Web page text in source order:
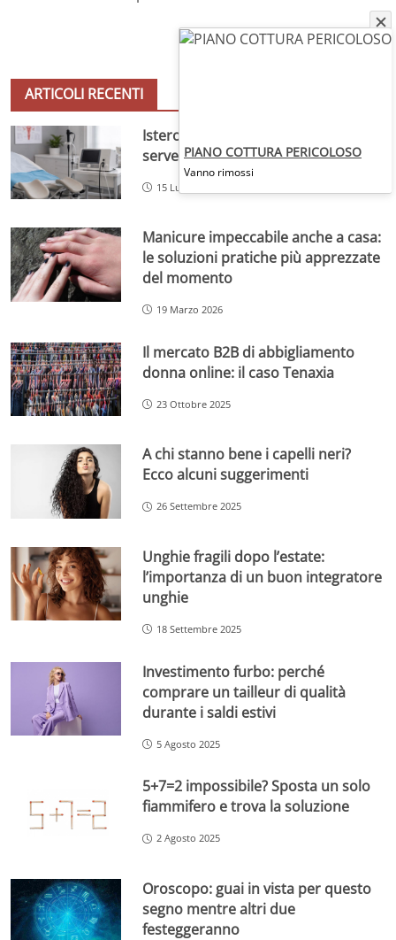
ARTICOLI RECENTI
Isteroscopia diagnostica: quando
serve e cosa aspettarsi
15 Luglio 2026
Manicure impeccabile anche a casa:
le soluzioni pratiche più apprezzate
del momento
19 Marzo 2026
Il mercato B2B di abbigliamento
donna online: il caso Tenaxia
23 Ottobre 2025
A chi stanno bene i capelli neri?
Ecco alcuni suggerimenti
26 Settembre 2025
Unghie fragili dopo l’estate:
l’importanza di un buon integratore
unghie
18 Settembre 2025
Investimento furbo: perché
comprare un tailleur di qualità
durante i saldi estivi
5 Agosto 2025
5+7=2 impossibile? Sposta un solo
fiammifero e trova la soluzione
2 Agosto 2025
Oroscopo: guai in vista per questo
segno mentre altri due
festeggeranno
PIANO COTTURA PERICOLOSO
Vanno rimossi